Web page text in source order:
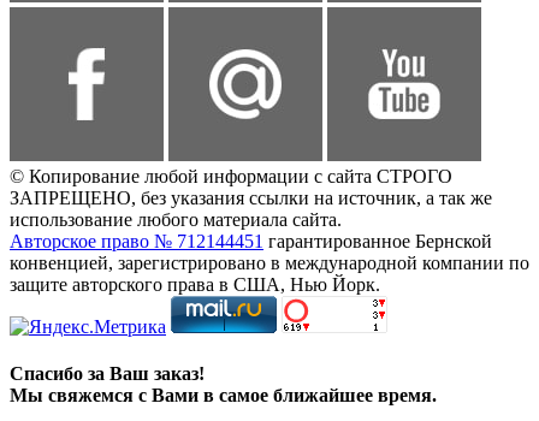
© Копирование любой информации с сайта СТРОГО
ЗАПРЕЩЕНО, без указания ссылки на источник, а так же
использование любого материала сайта.
Авторское право № 712144451 гарантированное Бернской
конвенцией, зарегистрировано в международной компании по
защите авторского права в США, Нью Йорк.
Спасибо за Ваш заказ!
Мы свяжемся с Вами в самое ближайшее время.